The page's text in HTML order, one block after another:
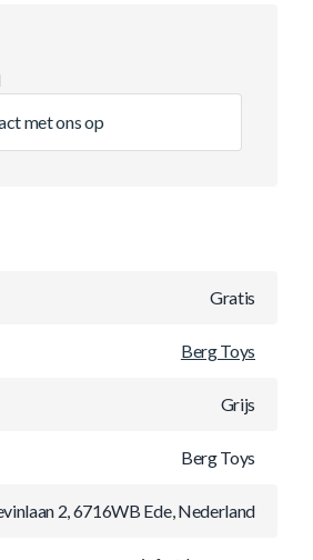
met ons op
Gratis
Berg Toys
Grijs
Berg Toys
2, 6716WB Ede, Nederland